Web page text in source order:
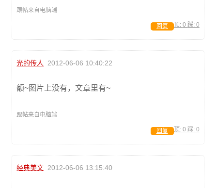
跟帖来自电脑端
顶: 0 踩: 0
回复
光的传人 2012-06-06 10:40:22
额~图片上没有，文章里有~
跟帖来自电脑端
顶: 0 踩: 0
回复
经典美文 2012-06-06 13:15:40